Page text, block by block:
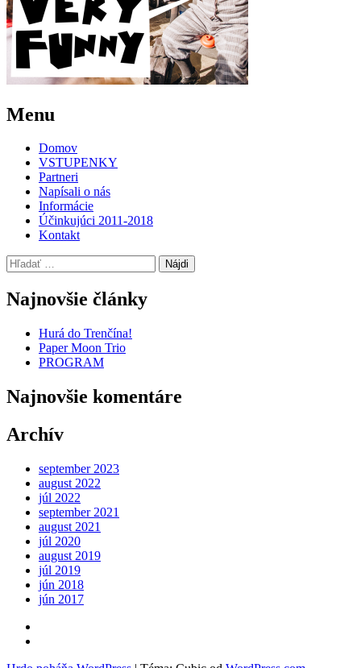
Post
←Funny
Fellows
Menu
Domov
VSTUPENKY
Partneri
Napísali o nás
Informácie
Účinkujúci 2011-2018
Kontakt
Hľadať:
Najnovšie články
Hurá do Trenčína!
Paper Moon Trio
PROGRAM
Najnovšie komentáre
Archív
september 2023
august 2022
júl 2022
september 2021
august 2021
júl 2020
august 2019
júl 2019
jún 2018
jún 2017